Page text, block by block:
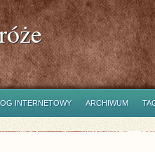
INTERNETOWY ARCHIWUM